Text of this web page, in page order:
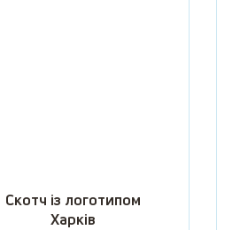
Скотч із логотипом
Харків